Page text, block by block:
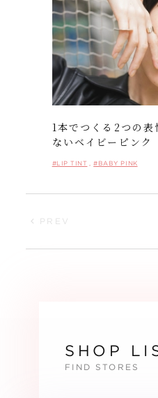
1本でつくる2つの
ないベイビーピンク
#LIP TINT #BABY PINK
PREV
SHOP
FIND STORES